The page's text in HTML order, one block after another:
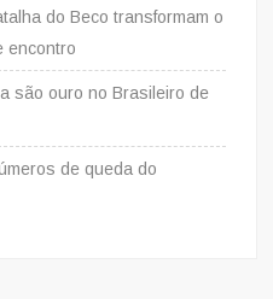
do Beco transformam o
encontro
são ouro no Brasileiro de
de queda do